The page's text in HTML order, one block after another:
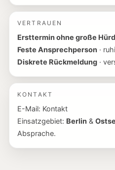
VERTRAUEN
Ersttermin ohne große
Feste Ansprechperson ·
Diskrete Rückmeldung ·
KONTAKT
E-Mail: Kontakt
Einsatzgebiet: Berlin &
Absprache.